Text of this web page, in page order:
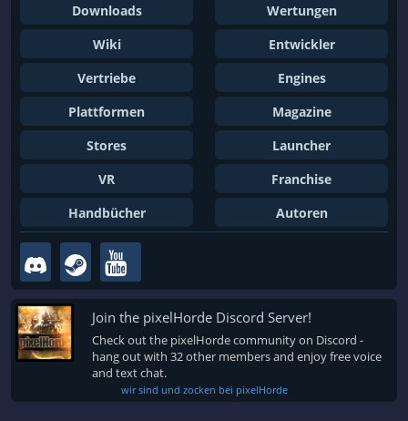
Downloads
Wertungen
Wiki
Entwickler
Vertriebe
Engines
Plattformen
Magazine
Stores
Launcher
VR
Franchise
Handbücher
Autoren
Join the pixelHorde Discord Server!
Check out the pixelHorde community on Discord -
hang out with 32 other members and enjoy free voice
and text chat.
wir sind und zocken bei pixelHorde